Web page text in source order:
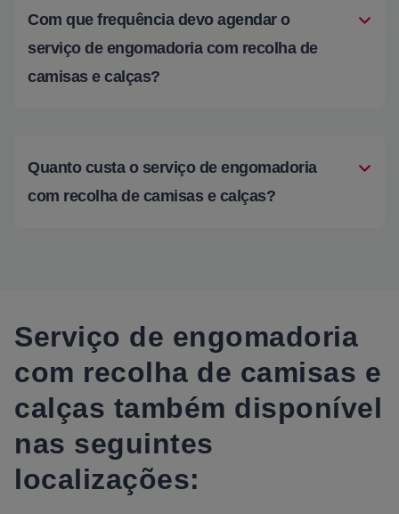
Com que frequência devo agendar o
serviço de engomadoria com recolha de
camisas e calças?
Quanto custa o serviço de engomadoria
com recolha de camisas e calças?
Serviço de engomadoria
com recolha de camisas e
calças também disponível
nas seguintes
localizações: